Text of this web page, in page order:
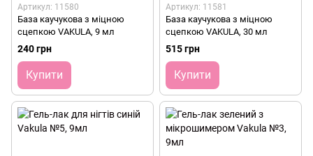
Артикул: 11580
База каучукова з міцною
сцепкою VAKULA, 9 мл
240 грн
Купити
Артикул: 11581
База каучукова з міцною
сцепкою VAKULA, 30 мл
515 грн
Купити